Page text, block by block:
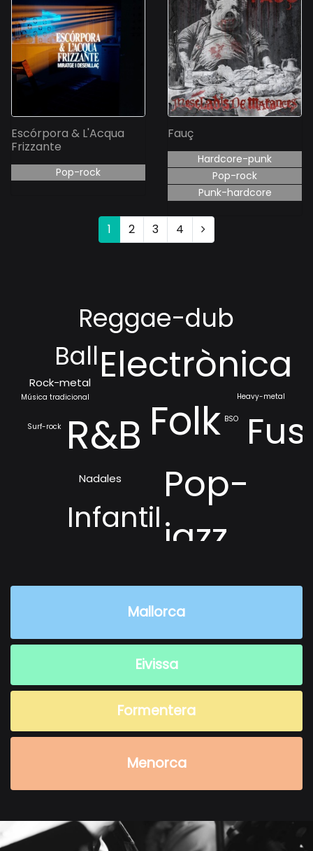
Escórpora & L'Acqua
Frizzante
Pop-rock
Fauç
Hardcore-punk
Pop-rock
Punk-hardcore
1 2 3 4
Folk
R&B
Pop-
jazz
Electrònica
Infantil
Ball
Reggae-dub
Nadales
Rock-metal
Heavy-metal
Surf-rock
Música tradicional
BSO
Mallorca
Eivissa
Formentera
Menorca